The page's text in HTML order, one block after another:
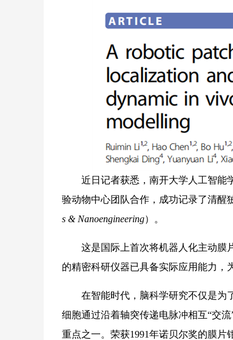
近日记者获悉，南开大学人工智能学
验动物中心团队合作，成功记录了清醒
s & Nanoengineering）。
这是国际上首次将机器人化主动膜片
的精密科研仪器已具备实际应用能力，
在智能时代，脑科学研究不仅是为了
细胞通过沿着轴突传递电脉冲相互“交
重点之一。荣获1991年诺贝尔奖的膜片